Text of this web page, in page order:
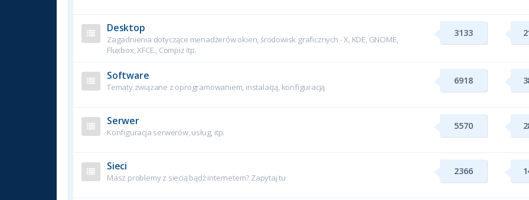
Desktop
Zagadnienia dotyczące menadżerów okien, środowisk graficznych - X, KDE, GNOME,
Fluxbox, XFCE., Compiz itp.
3133
Software
Tematy związane z oprogramowaniem, instalacją, konfiguracją
6918
Serwer
Konfiguracja serwerów, usług, itp.
5570
Sieci
Masz problemy z siecią bądź internetem? Zapytaj tu
2366